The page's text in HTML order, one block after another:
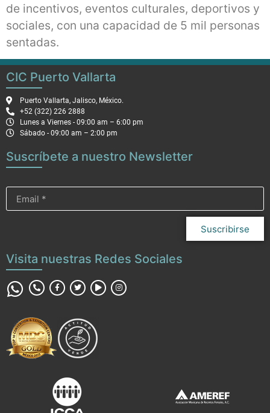
de incentivos, eventos culturales, deportivos y
sociales, con una capacidad de 5 mil personas
sentadas.
CIC Puerto Vallarta
Puerto Vallarta, Jalisco, México.
+52 (322) 226 2888
Lunes a Viernes - 09:00 am – 6:00 pm
Sábado - 09:00 am – 2:00 pm
Suscríbete a nuestro Newsletter
Suscribirse
Visita nuestras Redes Sociales